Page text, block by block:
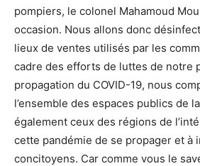
pompiers, le colonel Mahamoud
occasion. Nous allons donc
lieux de ventes utilisés par les
cadre des efforts de luttes de notre
propagation du COVID-19, nous
l’ensemble des espaces publics de
également ceux des régions de
cette pandémie de se propager et à
concitoyens. Car comme vous le